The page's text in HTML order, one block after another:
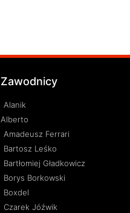
Zawodnicy
Alanik
Alberto
Amadeusz Ferrari
Bartosz Leśko
Bartłomiej Gładkowicz
Borys Borkowski
Boxdel
Czarek Jóźwik